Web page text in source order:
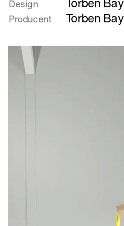
Arkivmøbel
til
års
bedrifter
Design
Producent Torben Bay